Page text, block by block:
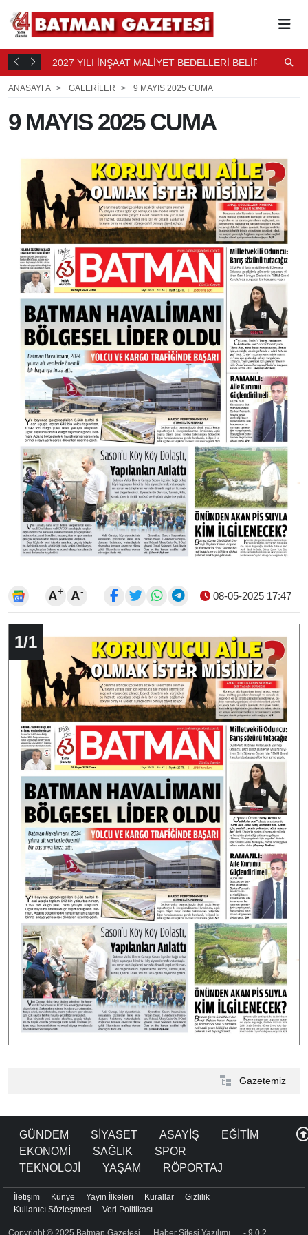
9 SAAT 2027 YILI İNŞAAT MALİYET BEDELLERİ BELİRLENDİ
ANASAYFA GALERİLER 9 MAYIS 2025 CUMA
9 MAYIS 2025 CUMA
A+ A- 08-05-2025 17:47
1/1
Gazetemiz
GÜNDEM SİYASET ASAYİŞ
EĞİTİM
EKONOMİ
SAĞLIK
SPOR
TEKNOLOJİ
YAŞAM RÖPORTAJ
Copyright © 2025 Batman Gazetesi Haber Sitesi Yazılımı - 9.0.2
İletişim Künye Yayın İlkeleri Kurallar
Gizlilik
Kullanıcı Sözleşmesi
Veri Politikası